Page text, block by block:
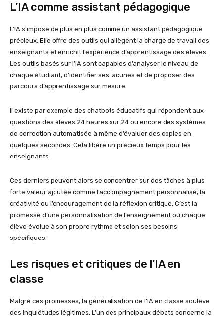
L’IA comme assistant pédagogique
L’IA s’impose de plus en plus comme un assistant pédagogique
précieux. Elle offre des outils qui allègent la charge de travail des
enseignants et enrichit l’expérience d’apprentissage des élèves.
Les outils basés sur l’IA sont capables d’analyser le niveau de
chaque étudiant, d’identifier ses lacunes et de proposer des
parcours d’apprentissage sur mesure.
Il existe par exemple des chatbots éducatifs qui répondent aux
questions des élèves 24 heures sur 24 ou encore des systèmes
de correction automatisée à même d’évaluer des copies en
quelques secondes. Cela libère un précieux temps pour les
enseignants.
Ces derniers peuvent alors se concentrer sur des tâches à plus
forte valeur ajoutée comme l’accompagnement personnalisé, la
créativité ou l’encouragement de la réflexion critique. C’est la
promesse d’une personnalisation de l’enseignement où chaque
élève évolue à son propre rythme et selon ses besoins
spécifiques.
Les risques et critiques de l’IA en
classe
Malgré ces promesses, la généralisation de l’IA en classe soulève
des inquiétudes légitimes. L’un des principaux débats concerne la